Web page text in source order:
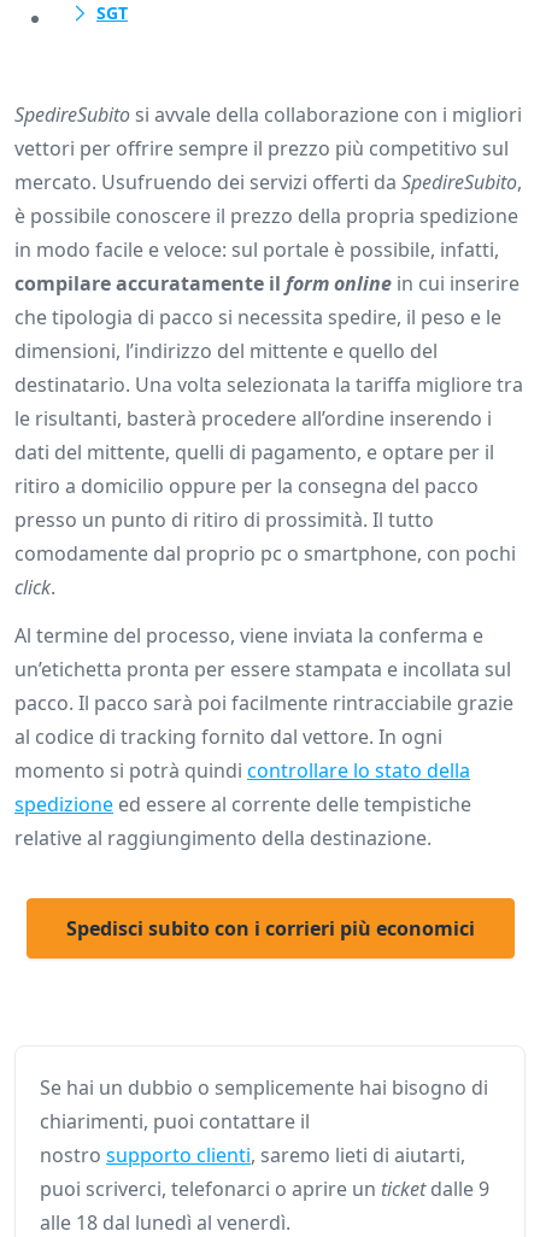
SGT
SpedireSubito si avvale della collaborazione con i migliori
vettori per offrire sempre il prezzo più competitivo sul
mercato. Usufruendo dei servizi offerti da SpedireSubito,
è possibile conoscere il prezzo della propria spedizione
in modo facile e veloce: sul portale è possibile, infatti,
compilare accuratamente il form online in cui inserire
che tipologia di pacco si necessita spedire, il peso e le
dimensioni, l’indirizzo del mittente e quello del
destinatario. Una volta selezionata la tariffa migliore tra
le risultanti, basterà procedere all’ordine inserendo i
dati del mittente, quelli di pagamento, e optare per il
ritiro a domicilio oppure per la consegna del pacco
presso un punto di ritiro di prossimità. Il tutto
comodamente dal proprio pc o smartphone, con pochi
click.
Al termine del processo, viene inviata la conferma e
un’etichetta pronta per essere stampata e incollata sul
pacco. Il pacco sarà poi facilmente rintracciabile grazie
al codice di tracking fornito dal vettore. In ogni
momento si potrà quindi controllare lo stato della
spedizione ed essere al corrente delle tempistiche
relative al raggiungimento della destinazione.
Spedisci subito con i corrieri più economici
Se hai un dubbio o semplicemente hai bisogno di
chiarimenti, puoi contattare il
nostro supporto clienti, saremo lieti di aiutarti,
puoi scriverci, telefonarci o aprire un ticketdalle 9
alle 18 dal lunedì al venerdì.